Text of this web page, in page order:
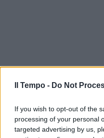
Il Tempo - Do Not
If you wish to opt-out of the
processing of your personal
targeted advertising by us,